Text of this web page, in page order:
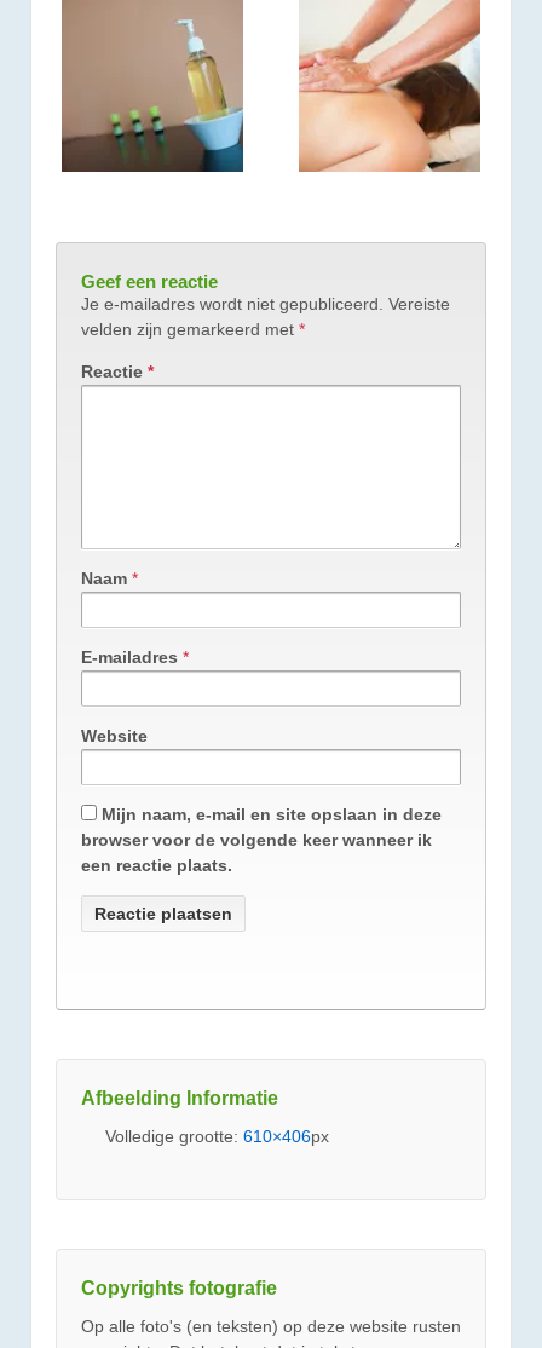
Geef een reactie
Je e-mailadres wordt niet gepubliceerd. Vereiste
velden zijn gemarkeerd met *
Reactie *
Naam *
E-mailadres *
Website
Mijn naam, e-mail en site opslaan in deze
browser voor de volgende keer wanneer ik
een reactie plaats.
Afbeelding Informatie
Volledige grootte: 610×406px
Copyrights fotografie
Op alle foto's (en teksten) op deze website rusten